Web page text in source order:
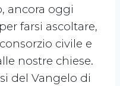
ancora oggi
farsi ascoltare,
civile e
nostre chiese.
del Vangelo di